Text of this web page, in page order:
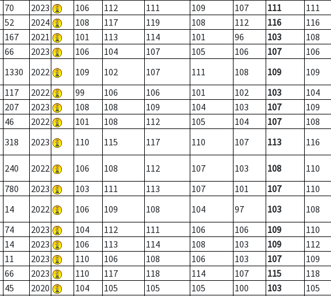
70 2023 106 112 111 109 107 111
111
52 2024 108 117 119 108 112 116
116
167 2021 101 113 114 101 96 103
108
66 2023 106 104 107 105 106 107
106
1330 2022 109 102 107 111 108 109
109
117 2022 99 106 106 101 102 103
104
207 2023 108 108 109 104 103 107
109
46 2022 101 108 112 105 104 107
108
318 2023 110 115 117 110 107 113 116
240 2022 106 108 112 107 103 108
110
780 2023 103 111 113 107 101 107
110
14 2022 106 109 108 104 97 103
108
74 2023 104 112 111 106 106 109
110
14 2023 106 113 114 108 103 109
112
11 2023 110 106 108 106 103 107
109
66 2023 110 117 118 114 107 115
118
45 2020 104 105 105 105 100 103
105